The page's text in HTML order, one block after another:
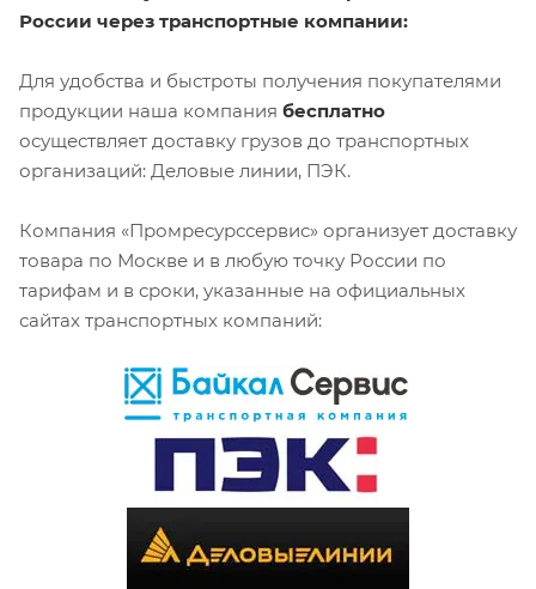
России через транспортные компании:
Для удобства и быстроты получения покупателями
продукции наша компания бесплатно
осуществляет доставку грузов до транспортных
организаций: Деловые линии, ПЭК.
Компания «Промресурссервис» организует доставку
товара по Москве и в любую точку России по
тарифам и в сроки, указанные на официальных
сайтах транспортных компаний: